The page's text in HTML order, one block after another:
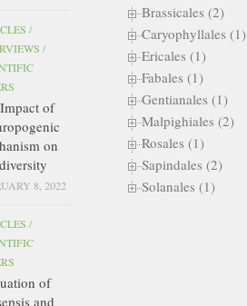
Brassicales (2)
Caryophyllales (1)
Ericales (1)
Fabales (1)
Gentianales (1)
Malpighiales (2)
Rosales (1)
Sapindales (2)
Solanales (1)
/
/
of
on
8, 2022
/
of
and